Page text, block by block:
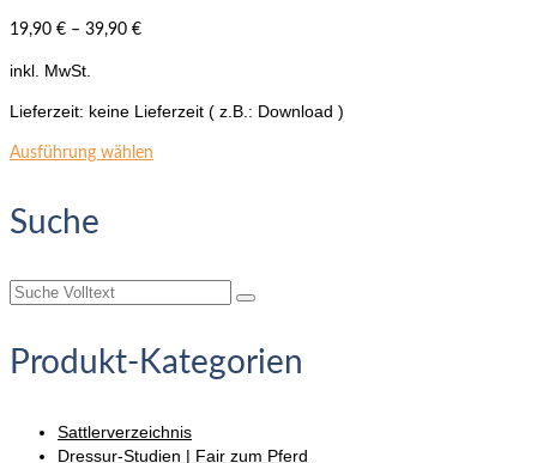
19,90 € – 39,90 €
inkl. MwSt.
Lieferzeit: keine Lieferzeit ( z.B.: Download )
Ausführung wählen
auf
gewählt
Suche
Suche
Produkt-Kategorien
Sattlerverzeichnis
Dressur-Studien | Fair zum Pferd